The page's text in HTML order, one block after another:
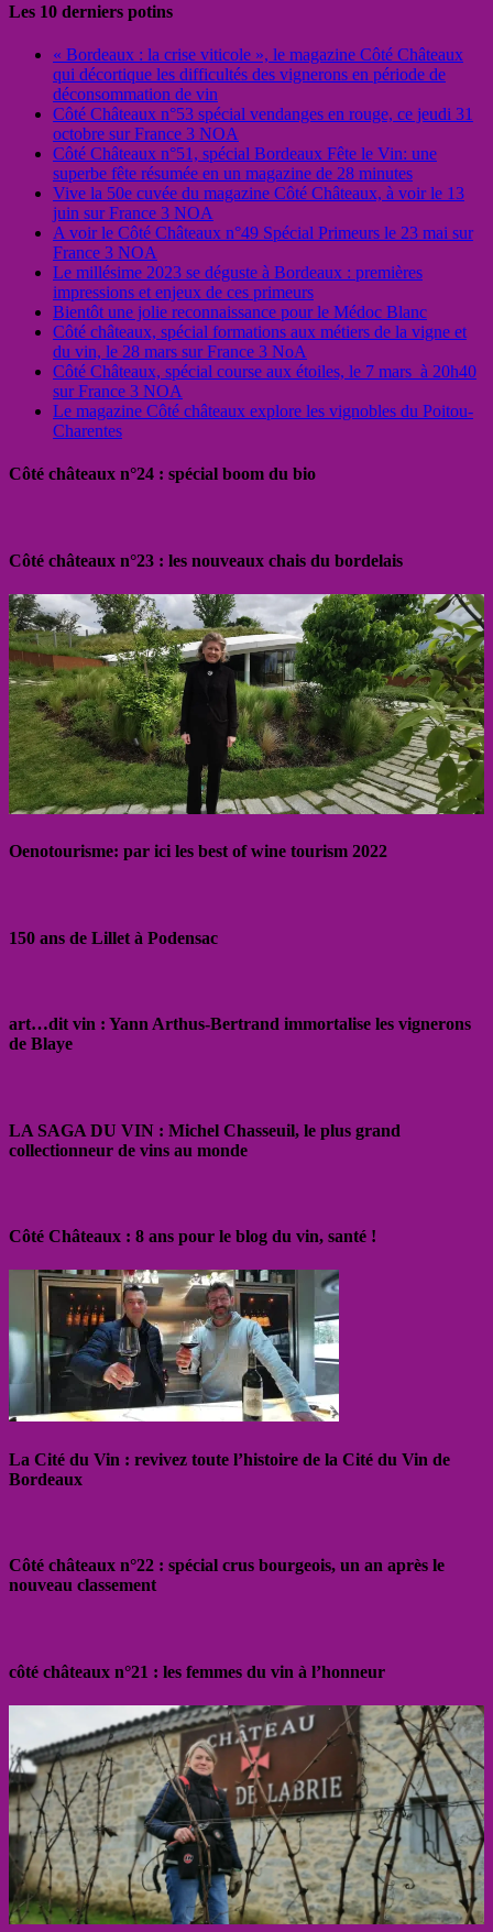
Les 10 derniers potins
« Bordeaux : la crise viticole », le magazine Côté Châteaux
qui décortique les difficultés des vignerons en période de
déconsommation de vin
Côté Châteaux n°53 spécial vendanges en rouge, ce jeudi 31
octobre sur France 3 NOA
Côté Châteaux n°51, spécial Bordeaux Fête le Vin: une
superbe fête résumée en un magazine de 28 minutes
Vive la 50e cuvée du magazine Côté Châteaux, à voir le 13
juin sur France 3 NOA
A voir le Côté Châteaux n°49 Spécial Primeurs le 23 mai sur
France 3 NOA
Le millésime 2023 se déguste à Bordeaux : premières
impressions et enjeux de ces primeurs
Bientôt une jolie reconnaissance pour le Médoc Blanc
Côté châteaux, spécial formations aux métiers de la vigne et
du vin, le 28 mars sur France 3 NoA
Côté Châteaux, spécial course aux étoiles, le 7 mars à 20h40
sur France 3 NOA
Le magazine Côté châteaux explore les vignobles du Poitou-
Charentes
Côté châteaux n°24 : spécial boom du bio
Côté châteaux n°23 : les nouveaux chais du bordelais
Oenotourisme: par ici les best of wine tourism 2022
150 ans de Lillet à Podensac
art…dit vin : Yann Arthus-Bertrand immortalise les vignerons
de Blaye
LA SAGA DU VIN : Michel Chasseuil, le plus grand
collectionneur de vins au monde
Côté Châteaux : 8 ans pour le blog du vin, santé !
La Cité du Vin : revivez toute l’histoire de la Cité du Vin de
Bordeaux
Côté châteaux n°22 : spécial crus bourgeois, un an après le
nouveau classement
côté châteaux n°21 : les femmes du vin à l’honneur